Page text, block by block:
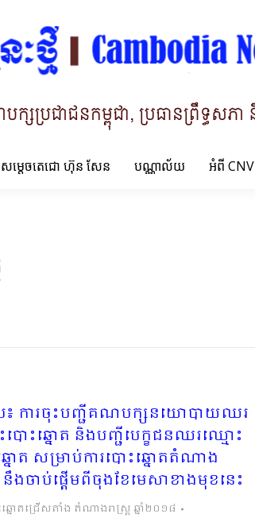
សម្តេចតេជោ ហ៊ុន សែន បណ្ណាល័យ អំពី CNV
៖ ការចុះបញ្ជី​គណបក្សនយោបាយឈរ
បោះឆ្នោត និងបញ្ជីបេក្ខជនឈរឈ្មោះ
នោត សម្រាប់ការបោះឆ្នោតតំណាង
នឹងចាប់ផ្ដើមពីចុងខែមេសាខាងមុខនេះ
នោតជ្រើសតាំង តំណាងរាស្ត្រ ឆ្នាំ២០១៨